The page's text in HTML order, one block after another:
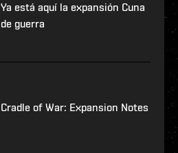
Ya está aquí la expansión Cuna
de guerra
Cradle of War: Expansion Notes